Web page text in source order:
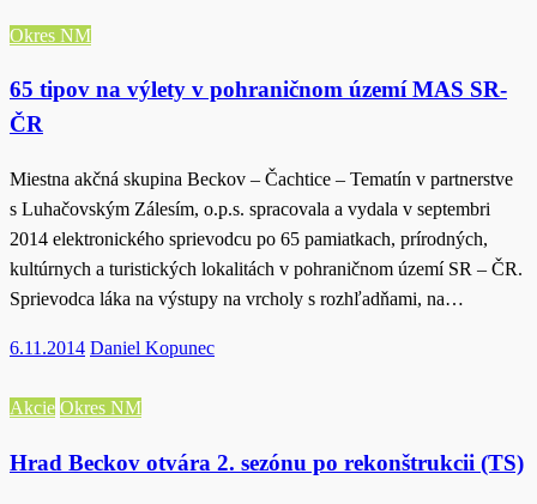
Okres NM
65 tipov na výlety v pohraničnom území MAS SR-
ČR
Miestna akčná skupina Beckov – Čachtice – Tematín v partnerstve
s Luhačovským Zálesím, o.p.s. spracovala a vydala v septembri
2014 elektronického sprievodcu po 65 pamiatkach, prírodných,
kultúrnych a turistických lokalitách v pohraničnom území SR – ČR.
Sprievodca láka na výstupy na vrcholy s rozhľadňami, na…
Posted
6.11.2014 Daniel Kopunec
Akcie Okres NM
Hrad Beckov otvára 2. sezónu po rekonštrukcii (TS)